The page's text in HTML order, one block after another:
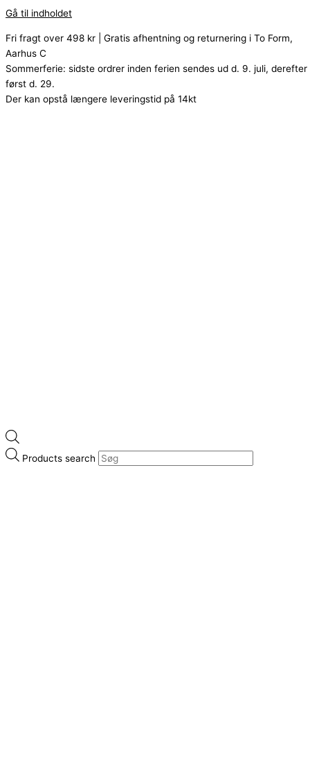
Gå til indholdet
Fri fragt over 498 kr | Gratis afhentning og returnering i To Form,
Aarhus C
Sommerferie: sidste ordrer inden ferien sendes ud d. 9. juli, derefter
først d. 29.
Der kan opstå længere leveringstid på 14kt
Products search